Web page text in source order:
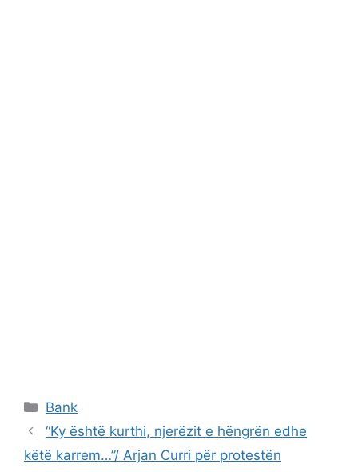
Categories
Bank
“Ky është kurthi, njerëzit e hëngrën edhe
këtë karrem…”/ Arjan Curri për protestën